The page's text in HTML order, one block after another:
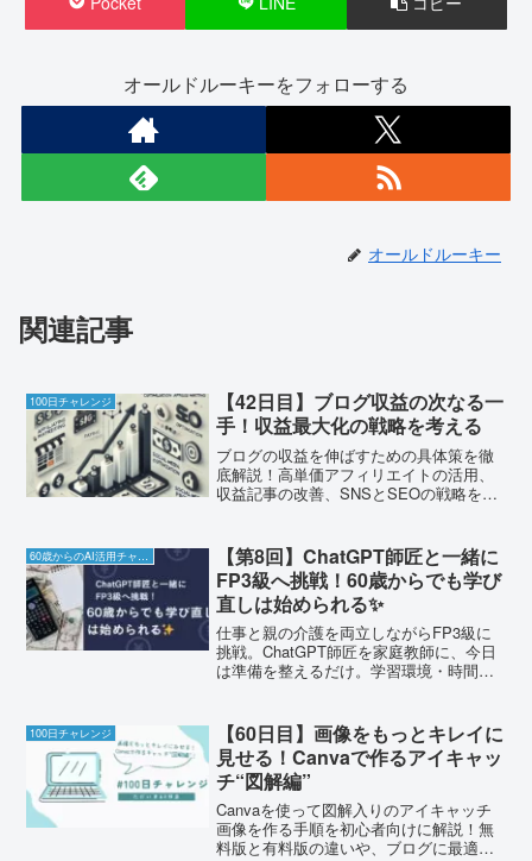
オールドルーキーをフォローする
オールドルーキー
関連記事
100日チャレンジ
【42日目】ブログ収益の次なる一
手！収益最大化の戦略を考える
ブログの収益を伸ばすための具体策を徹
底解説！高単価アフィリエイトの活用、
収益記事の改善、SNSとSEOの戦略を紹
60歳からのAI活用チャレンジ
【第8回】ChatGPT師匠と一緒に
FP3級へ挑戦！60歳からでも学び
直しは始められる✨
仕事と親の介護を両立しながらFP3級に
挑戦。ChatGPT師匠を家庭教師に、今日
は準備を整えるだけ。学習環境・時間確
100日チャレンジ
【60日目】画像をもっとキレイに
見せる！Canvaで作るアイキャッ
チ“図解編”
Canvaを使って図解入りのアイキャッチ
画像を作る手順を初心者向けに解説！無
料版と有料版の違いや、ブログに最適な